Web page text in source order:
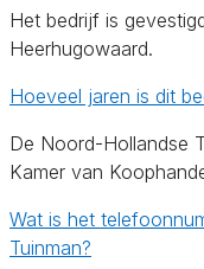
Het bedrijf is
Heerhugowaard.
Hoeveel jaren is dit
De Noord-Hollandse
Kamer van
Wat is het
Tuinman?